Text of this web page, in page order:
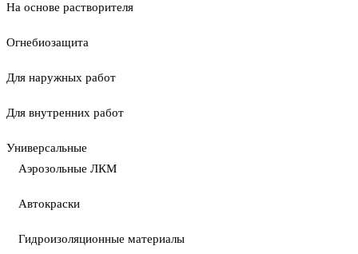
На основе растворителя
Огнебиозащита
Для наружных работ
Для внутренних работ
Универсальные
Аэрозольные ЛКМ
Автокраски
Гидроизоляционные материалы